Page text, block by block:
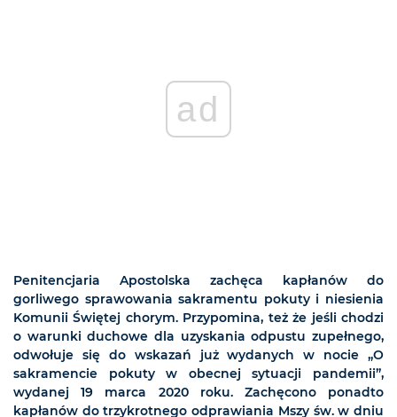
ad
Penitencjaria Apostolska zachęca kapłanów do
gorliwego sprawowania sakramentu pokuty i niesienia
Komunii Świętej chorym. Przypomina, też że jeśli chodzi
o warunki duchowe dla uzyskania odpustu zupełnego,
odwołuje się do wskazań już wydanych w nocie „O
sakramencie pokuty w obecnej sytuacji pandemii”,
wydanej 19 marca 2020 roku. Zachęcono ponadto
kapłanów do trzykrotnego odprawiania Mszy św. w dniu